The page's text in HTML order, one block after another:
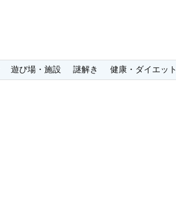
遊び場・施設 謎解き 健康・ダイエット